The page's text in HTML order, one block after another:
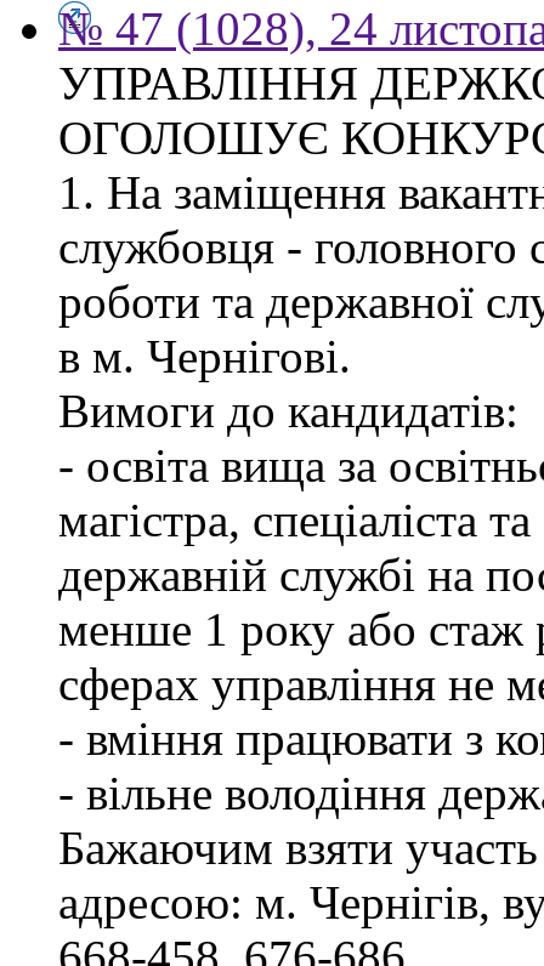
№ 47 (1028), 24
УПРАВЛІННЯ
ОГОЛОШУЄ
1. На заміщення
службовця - головного
роботи та державної
в м. Чернігові.
Вимоги до кандидатів:
- освіта вища за
магістра, спеціаліста
державній службі на
менше 1 року або стаж
сферах управління не
- вміння працювати з
- вільне володіння
Бажаючим взяти участь
адресою: м. Чернігів,